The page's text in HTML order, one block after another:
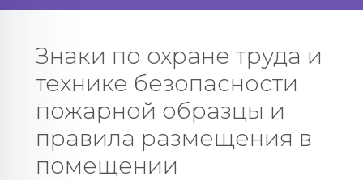
Знаки по охране труда и
технике безопасности
пожарной образцы и
правила размещения в
помещении